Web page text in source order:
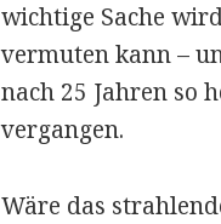
wichtige Sache
vermuten kann –
nach 25 Jahren so
vergangen.
Wäre das